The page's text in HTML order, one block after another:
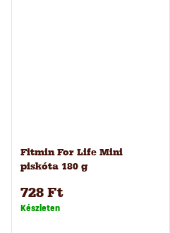
Fitmin For Life Mini
piskóta 180 g
728 Ft
Készleten